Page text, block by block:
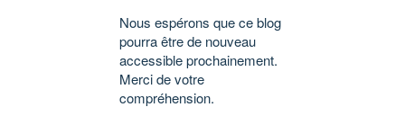
Nous espérons que ce blog
pourra être de nouveau
accessible prochainement.
Merci de votre
compréhension.